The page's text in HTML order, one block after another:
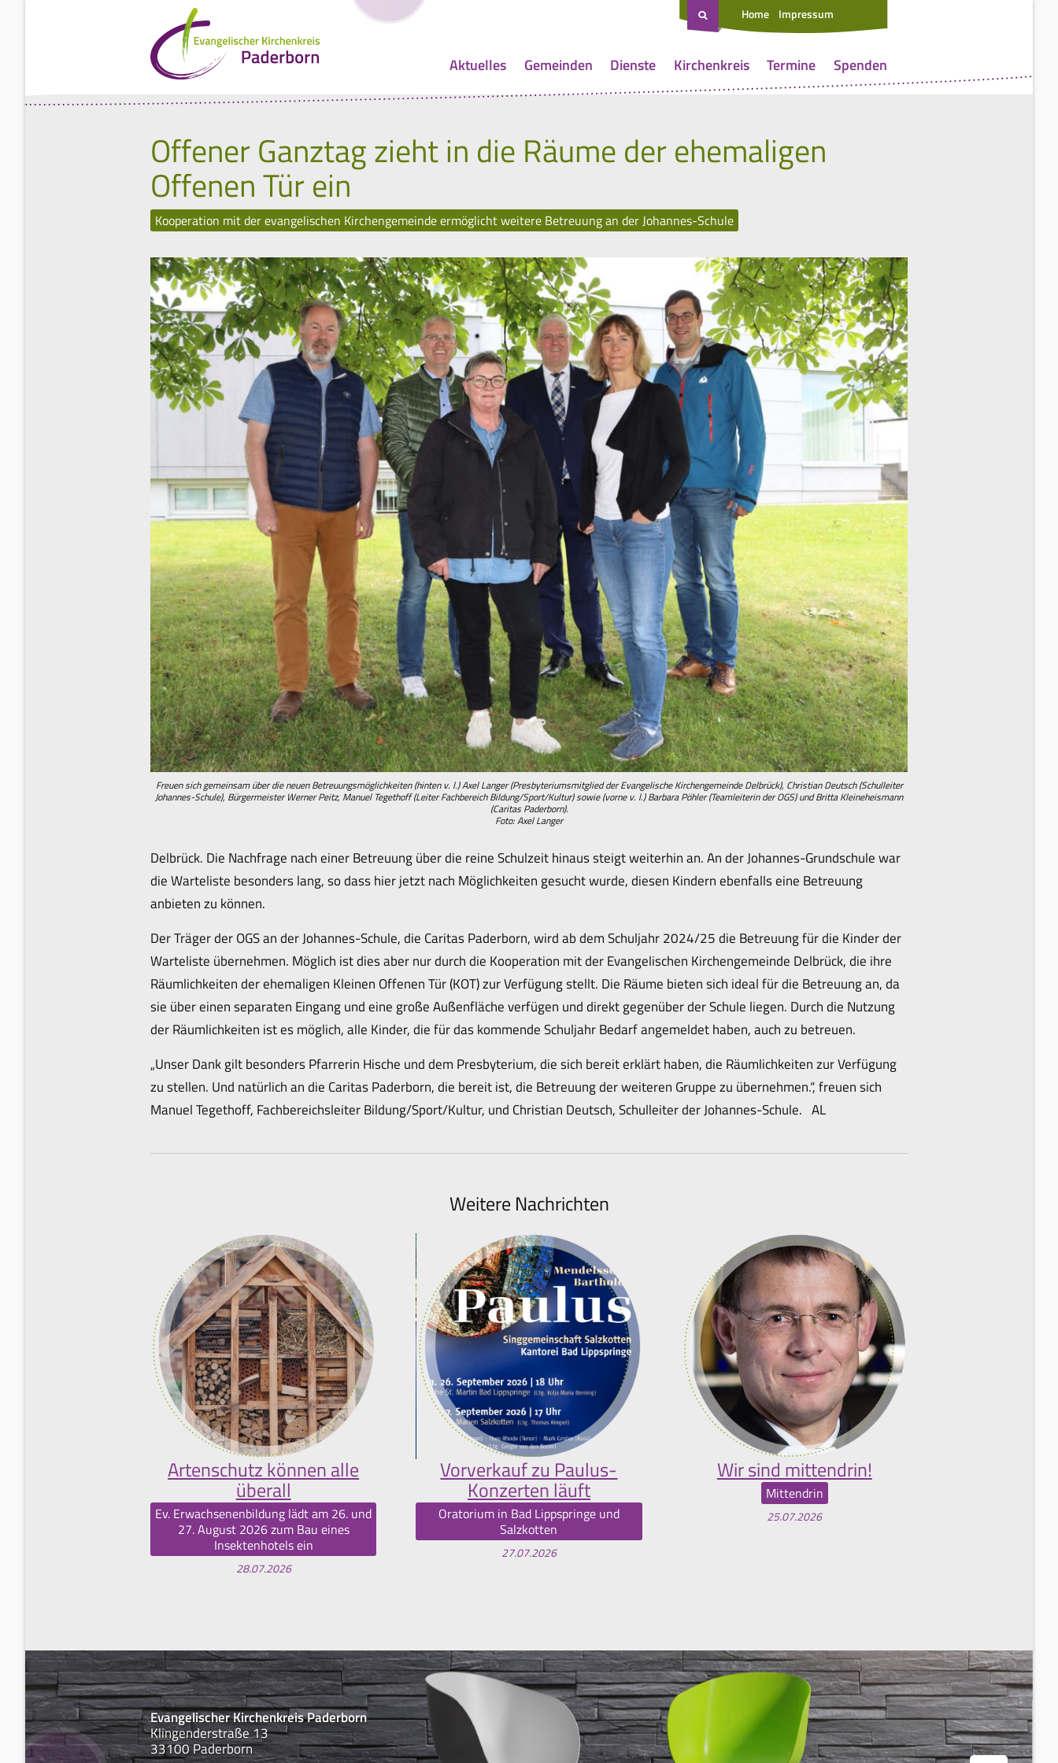
Home Impressum
Aktuelles Gemeinden Dienste Kirchenkreis Termine Spenden
Offener Ganztag zieht in die Räume der ehemaligen
Offenen Tür ein
Kooperation mit der evangelischen Kirchengemeinde ermöglicht weitere Betreuung an der Johannes-Schule
Freuen sich gemeinsam über die neuen Betreuungsmöglichkeiten (hinten v. l.) Axel Langer (Presbyteriumsmitglied der Evangelische Kirchengemeinde Delbrück), Christian Deutsch (Schulleiter
Johannes-Schule), Bürgermeister Werner Peitz, Manuel Tegethoff (Leiter Fachbereich Bildung/Sport/Kultur) sowie (vorne v. l.) Barbara Pöhler (Teamleiterin der OGS) und Britta Kleineheismann
(Caritas Paderborn).
Foto: Axel Langer
Delbrück. Die Nachfrage nach einer Betreuung über die reine Schulzeit hinaus steigt weiterhin an. An der Johannes-Grundschule war
die Warteliste besonders lang, so dass hier jetzt nach Möglichkeiten gesucht wurde, diesen Kindern ebenfalls eine Betreuung
anbieten zu können.
Der Träger der OGS an der Johannes-Schule, die Caritas Paderborn, wird ab dem Schuljahr 2024/25 die Betreuung für die Kinder der
Warteliste übernehmen. Möglich ist dies aber nur durch die Kooperation mit der Evangelischen Kirchengemeinde Delbrück, die ihre
Räumlichkeiten der ehemaligen Kleinen Offenen Tür (KOT) zur Verfügung stellt. Die Räume bieten sich ideal für die Betreuung an, da
sie über einen separaten Eingang und eine große Außenfläche verfügen und direkt gegenüber der Schule liegen. Durch die Nutzung
der Räumlichkeiten ist es möglich, alle Kinder, die für das kommende Schuljahr Bedarf angemeldet haben, auch zu betreuen.
„Unser Dank gilt besonders Pfarrerin Hische und dem Presbyterium, die sich bereit erklärt haben, die Räumlichkeiten zur Verfügung
zu stellen. Und natürlich an die Caritas Paderborn, die bereit ist, die Betreuung der weiteren Gruppe zu übernehmen.“, freuen sich
Manuel Tegethoff, Fachbereichsleiter Bildung/Sport/Kultur, und Christian Deutsch, Schulleiter der Johannes-Schule. AL
Weitere Nachrichten
Artenschutz können alle
überall
Ev. Erwachsenenbildung lädt am 26. und
27. August 2026 zum Bau eines
Insektenhotels ein
28.07.2026
Vorverkauf zu Paulus-
Konzerten läuft
Oratorium in Bad Lippspringe und
Salzkotten
27.07.2026
Wir sind mittendrin!
Mittendrin
25.07.2026
Evangelischer Kirchenkreis Paderborn
Klingenderstraße 13
33100 Paderborn